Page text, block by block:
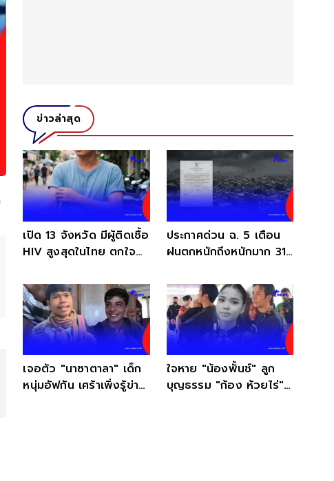
ข่าวล่าสุด
เปิด 13 จังหวัด มีผู้ติดเชื้อ
HIV สูงสุดในไทย ตกใจ
ประกาศด่วน ฉ. 5 เตือน
ฝนตกหนักถึงหนักมาก 31
เจอตัว "นาซาตาลา" เด็ก
หนุ่มอัฟกัน เศร้าเพิ่งรู้ข่าว
ใจหาย "น้องพั้นช์" ลูก
บุญธรรม "ก้อง ห้วยไร่"